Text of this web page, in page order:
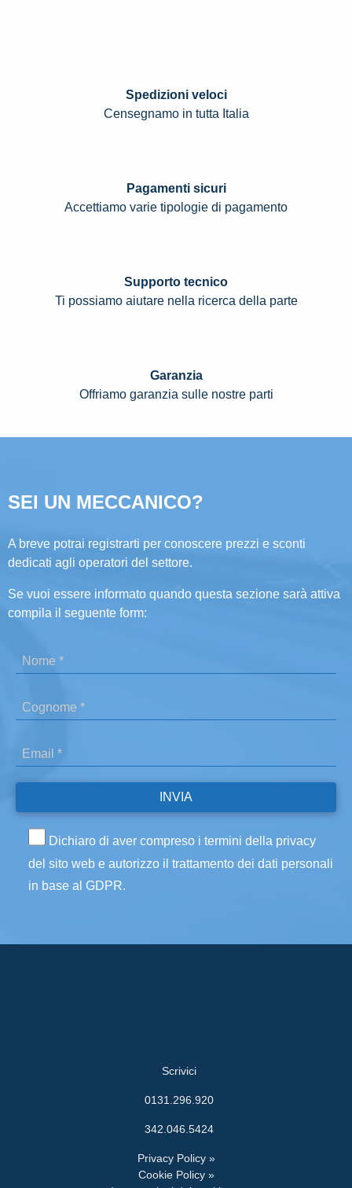
Spedizioni veloci
Censegnamo in tutta Italia
Pagamenti sicuri
Accettiamo varie tipologie di pagamento
Supporto tecnico
Ti possiamo aiutare nella ricerca della parte
Garanzia
Offriamo garanzia sulle nostre parti
SEI UN MECCANICO?
A breve potrai registrarti per conoscere prezzi e sconti
dedicati agli operatori del settore.
Se vuoi essere informato quando questa sezione sarà attiva
compila il seguente form:
Dichiaro di aver compreso i termini della privacy
del sito web e autorizzo il trattamento dei dati personali
in base al GDPR.
Scrivici
0131.296.920
342.046.5424
Privacy Policy »
Cookie Policy »